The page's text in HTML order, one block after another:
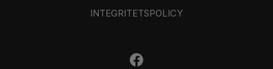
INTEGRITETSPOLICY